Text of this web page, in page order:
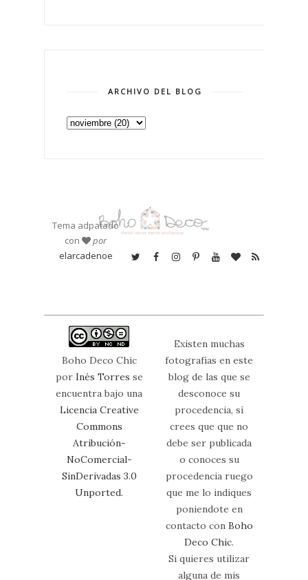
ARCHIVO DEL BLOG
Tema adpatado
con
por
elarcadenoe
Boho Deco Chic
por Inés Torres se
encuentra bajo una
Licencia Creative
Commons
Atribución-
NoComercial-
SinDerivadas 3.0
Unported.
Existen muchas
fotografías en este
blog de las que se
desconoce su
procedencia, sí
crees que que no
debe ser publicada
o conoces su
procedencia ruego
que me lo indiques
poniendote en
contacto con Boho
Deco Chic.
Si quieres utilizar
alguna de mis